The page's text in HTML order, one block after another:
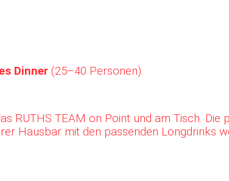
Dinner (25–40 Personen).
RUTHS TEAM on Point und am Tisch. Die
Hausbar mit den passenden Longdrinks